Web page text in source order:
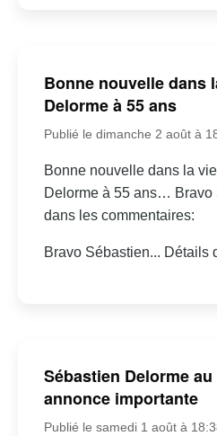
Bonne nouvelle dans
Delorme à 55 ans
Publié le dimanche 2 août à
Bonne nouvelle dans la
Delorme à 55 ans…
dans les commentaires:
Bravo Sébastien... Détails
Sébastien Delorme au
annonce importante
Publié le samedi 1 août à